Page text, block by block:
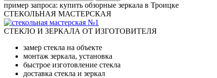
пример запроса: купить обзорные зеркала в Троицке
СТЕКОЛЬНАЯ МАСТЕРСКАЯ
СТЕКЛО И ЗЕРКАЛА ОТ ИЗГОТОВИТЕЛЯ
замер стекла на объекте
монтаж зеркала, установка
быстрое изготовление стекла
доставка стекла и зеркал